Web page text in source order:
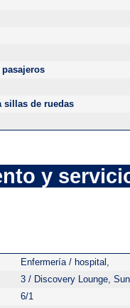
sillas de ruedas
Enfermería / hospital,
3 / Discovery Lounge,
6/1